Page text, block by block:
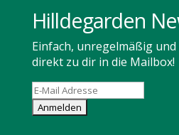
Hilldegarden
Einfach, unregelmäßig
direkt zu dir in die Mailbox!